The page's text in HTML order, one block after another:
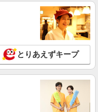
造スタッフ
〜450,000円 ※残業代含む 試用
は本採用時と同じ）
式会社 恵那工場 〒5097126岐
折23
詳細を見る
とりあえずキープ